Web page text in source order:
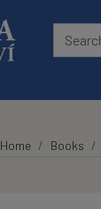
Home Books